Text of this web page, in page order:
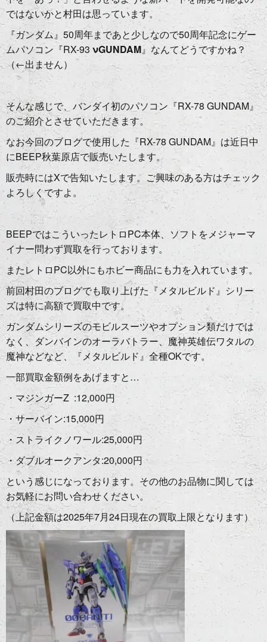
ではないかと村田は思っています。
『ガンダム』50周年まであと少しなので50周年記念にゲー
ムパソコン『RX-93 νGUNDAM』なんてどうですかね？
（←出ません）
そんな感じで、バンダイ初のパソコン『RX-78 GUNDAM』
のご紹介とさせていただきます。
なお今回のブログで使用した『RX-78 GUNDAM』は近日中
にBEEP秋葉原店で販売いたします。
販売時にはXで告知いたします。ご興味のある方はチェック
よろしくですよ。
BEEPではこういったレトロPC本体、ソフトをメジャーマ
イナー問わず買取を行っております。
またレトロPC以外にもホビー商品にも力を入れています。
前回村田のブログでも取り上げた『メタルビルド』シリー
ズは特に高額で買取中です。
ガンダムシリーズのモビルスーツやオプション類だけでは
なく、ダンバインのオーラバトラー、魔神英雄伝ワタルの
魔神などなど、『メタルビルド』全種OKです。
一部買取金額例をあげますと…
・マジンガーZ :12,000円
・サーバイン:15,000円
・ストライクノワール:25,000円
・ダブルオークアンタ:20,000円
という感じになっております。その他のお品物に関しては
お気軽にお問い合わせください。
（上記金額は2025年7月24日現在の買取上限となります）